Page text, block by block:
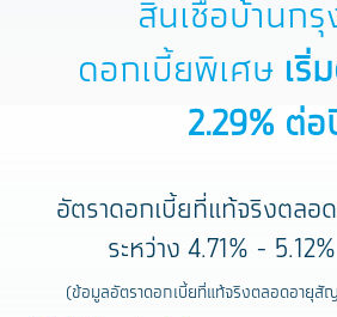
สินเชื่อบ้านกรุ
ดอกเบี้ยพิเศษ เริ่
2.29% ต่อ
อัตราดอกเบี้ยที่แท้จริงตล
ระหว่าง 4.71% -
(ข้อมูลอัตราดอกเบี้ยที่แท้จริงตลอดอายุสั